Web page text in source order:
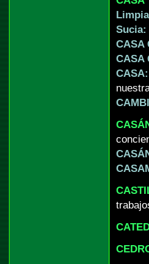
Sucia:
CASA
CASA